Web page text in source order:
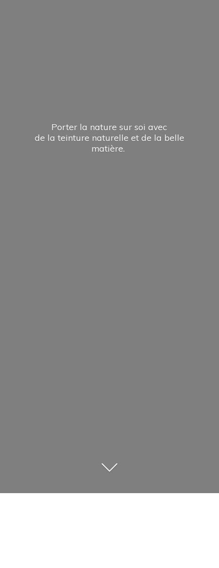
Porter la nature sur soi avec
de la teinture naturelle et de la belle
matière.